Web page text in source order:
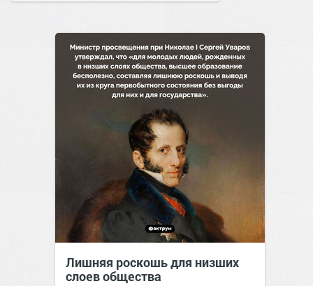
Лишняя роскошь для низших
слоев общества